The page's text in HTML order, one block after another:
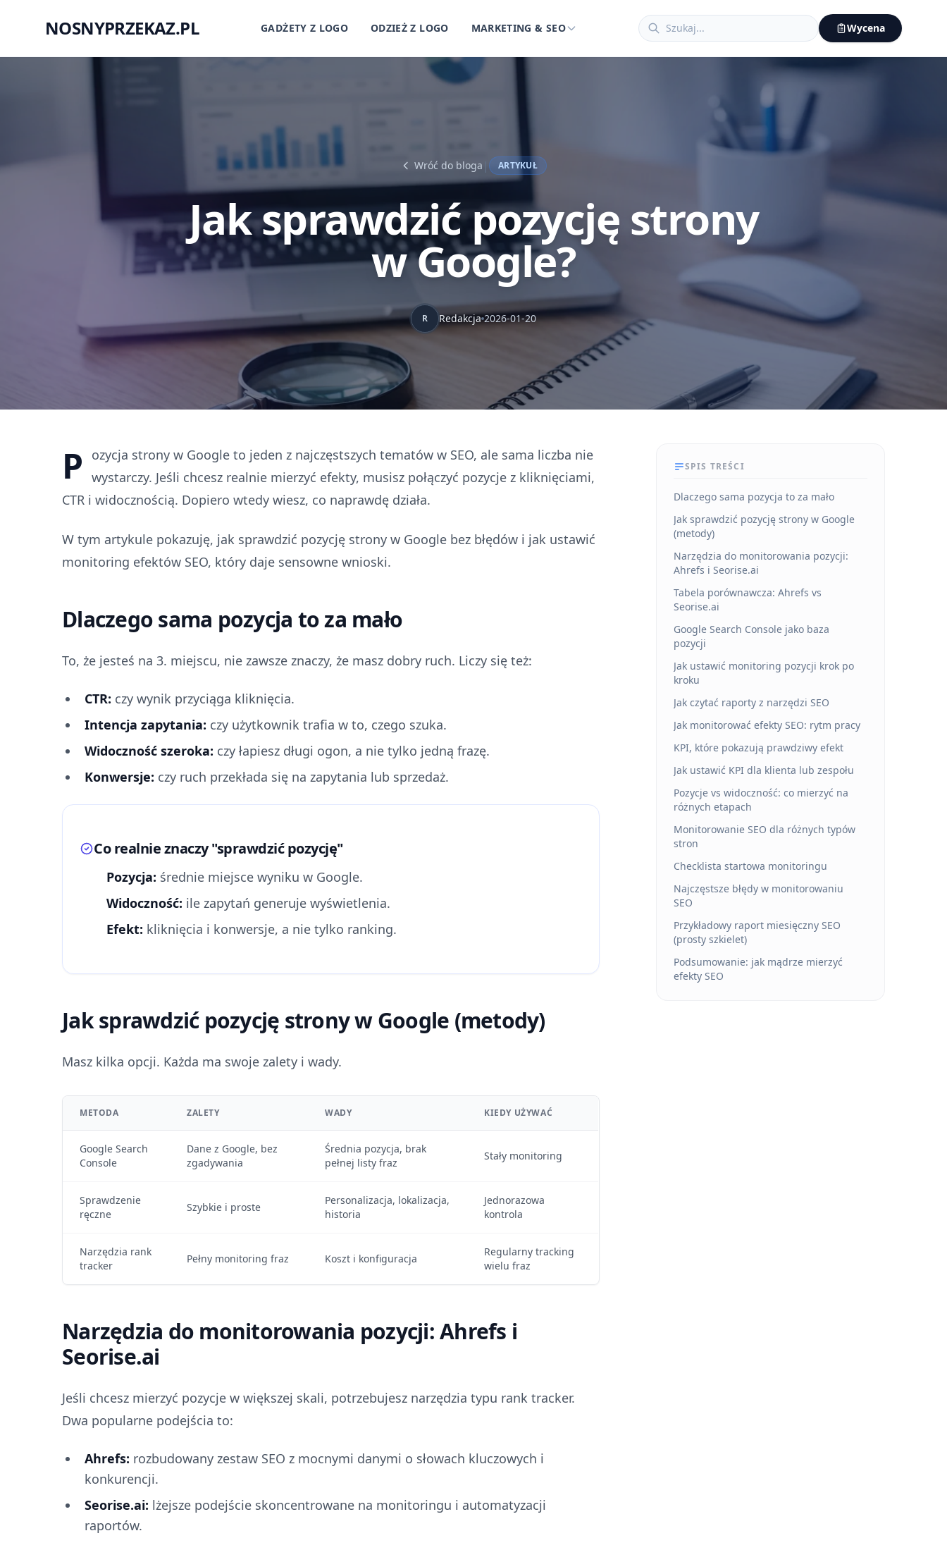
NOSNYPRZEKAZ.PL GADŻETY Z LOGO ODZIEŻ Z LOGO MARKETING & SEO Wycena
Wróć do bloga ARTYKUŁ
Jak sprawdzić pozycję strony
w Google?
R Redakcja 2026-01-20
P
ozycja strony w Google to jeden z najczęstszych tematów w SEO, ale sama liczba nie
wystarczy. Jeśli chcesz realnie mierzyć efekty, musisz połączyć pozycje z kliknięciami,
CTR i widocznością. Dopiero wtedy wiesz, co naprawdę działa.
W tym artykule pokazuję, jak sprawdzić pozycję strony w Google bez błędów i jak ustawić
monitoring efektów SEO, który daje sensowne wnioski.
Dlaczego sama pozycja to za mało
To, że jesteś na 3. miejscu, nie zawsze znaczy, że masz dobry ruch. Liczy się też:
CTR: czy wynik przyciąga kliknięcia.
Intencja zapytania: czy użytkownik trafia w to, czego szuka.
Widoczność szeroka: czy łapiesz długi ogon, a nie tylko jedną frazę.
Konwersje: czy ruch przekłada się na zapytania lub sprzedaż.
Co realnie znaczy "sprawdzić pozycję"
Pozycja: średnie miejsce wyniku w Google.
Widoczność: ile zapytań generuje wyświetlenia.
Efekt: kliknięcia i konwersje, a nie tylko ranking.
Jak sprawdzić pozycję strony w Google (metody)
Masz kilka opcji. Każda ma swoje zalety i wady.
METODA ZALETY WADY KIEDY UŻYWAĆ
Google Search
Console
Dane z Google, bez
zgadywania
Średnia pozycja, brak
pełnej listy fraz
Stały monitoring
Sprawdzenie
ręczne
Szybkie i proste
Personalizacja, lokalizacja,
historia
Jednorazowa
kontrola
Narzędzia rank
tracker
Pełny monitoring fraz Koszt i konfiguracja
Regularny tracking
wielu fraz
Narzędzia do monitorowania pozycji: Ahrefs i
Seorise.ai
Jeśli chcesz mierzyć pozycje w większej skali, potrzebujesz narzędzia typu rank tracker.
Dwa popularne podejścia to:
Ahrefs: rozbudowany zestaw SEO z mocnymi danymi o słowach kluczowych i
konkurencji.
Seorise.ai: lżejsze podejście skoncentrowane na monitoringu i automatyzacji
raportów.
SPIS TREŚCI
Dlaczego sama pozycja to za mało
Jak sprawdzić pozycję strony w Google
(metody)
Narzędzia do monitorowania pozycji:
Ahrefs i Seorise.ai
Tabela porównawcza: Ahrefs vs
Seorise.ai
Google Search Console jako baza
pozycji
Jak ustawić monitoring pozycji krok po
kroku
Jak czytać raporty z narzędzi SEO
Jak monitorować efekty SEO: rytm pracy
KPI, które pokazują prawdziwy efekt
Jak ustawić KPI dla klienta lub zespołu
Pozycje vs widoczność: co mierzyć na
różnych etapach
Monitorowanie SEO dla różnych typów
stron
Checklista startowa monitoringu
Najczęstsze błędy w monitorowaniu
SEO
Przykładowy raport miesięczny SEO
(prosty szkielet)
Podsumowanie: jak mądrze mierzyć
efekty SEO